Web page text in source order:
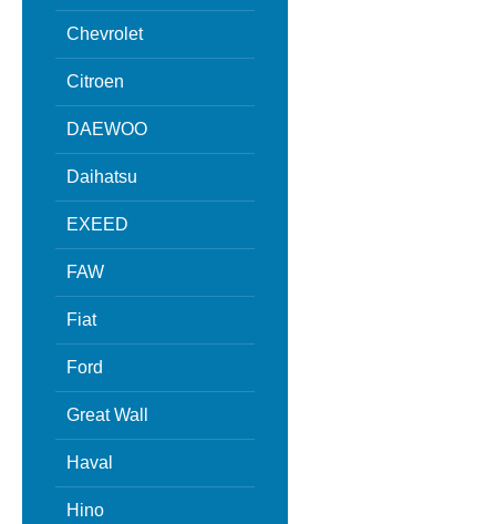
Chevrolet
Citroen
DAEWOO
Daihatsu
EXEED
FAW
Fiat
Ford
Great Wall
Haval
Hino